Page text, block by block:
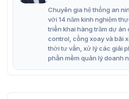
Chống sét lên đến 6 kV.
Thiết kế vỏ kim loại và đạt
chống nước và bụi.
Chuyên gia hệ thống an
với 14 năm kinh nghiệm
triển khai hàng trăm dự
control, cổng xoay và bãi
thời tư vấn, xử lý các giải
phần mềm quản lý doanh